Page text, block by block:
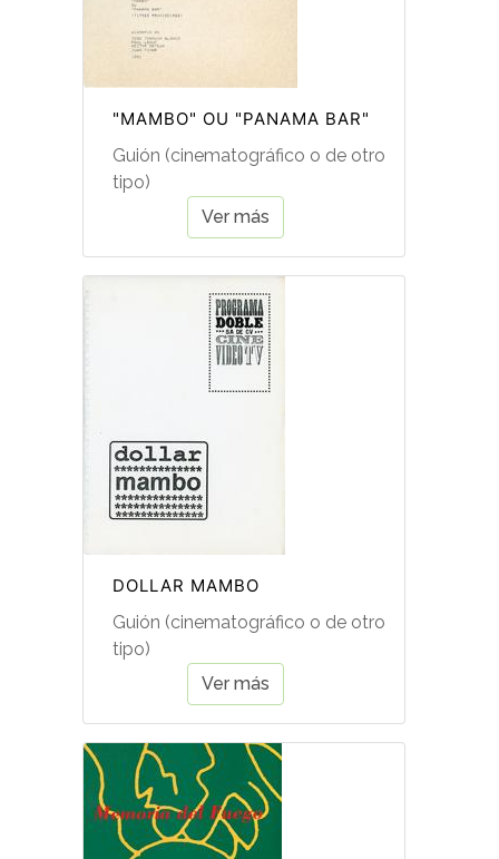
"MAMBO" OU "PANAMA BAR"
Guión (cinematográfico o de otro
tipo)
Ver más
DOLLAR MAMBO
Guión (cinematográfico o de otro
tipo)
Ver más